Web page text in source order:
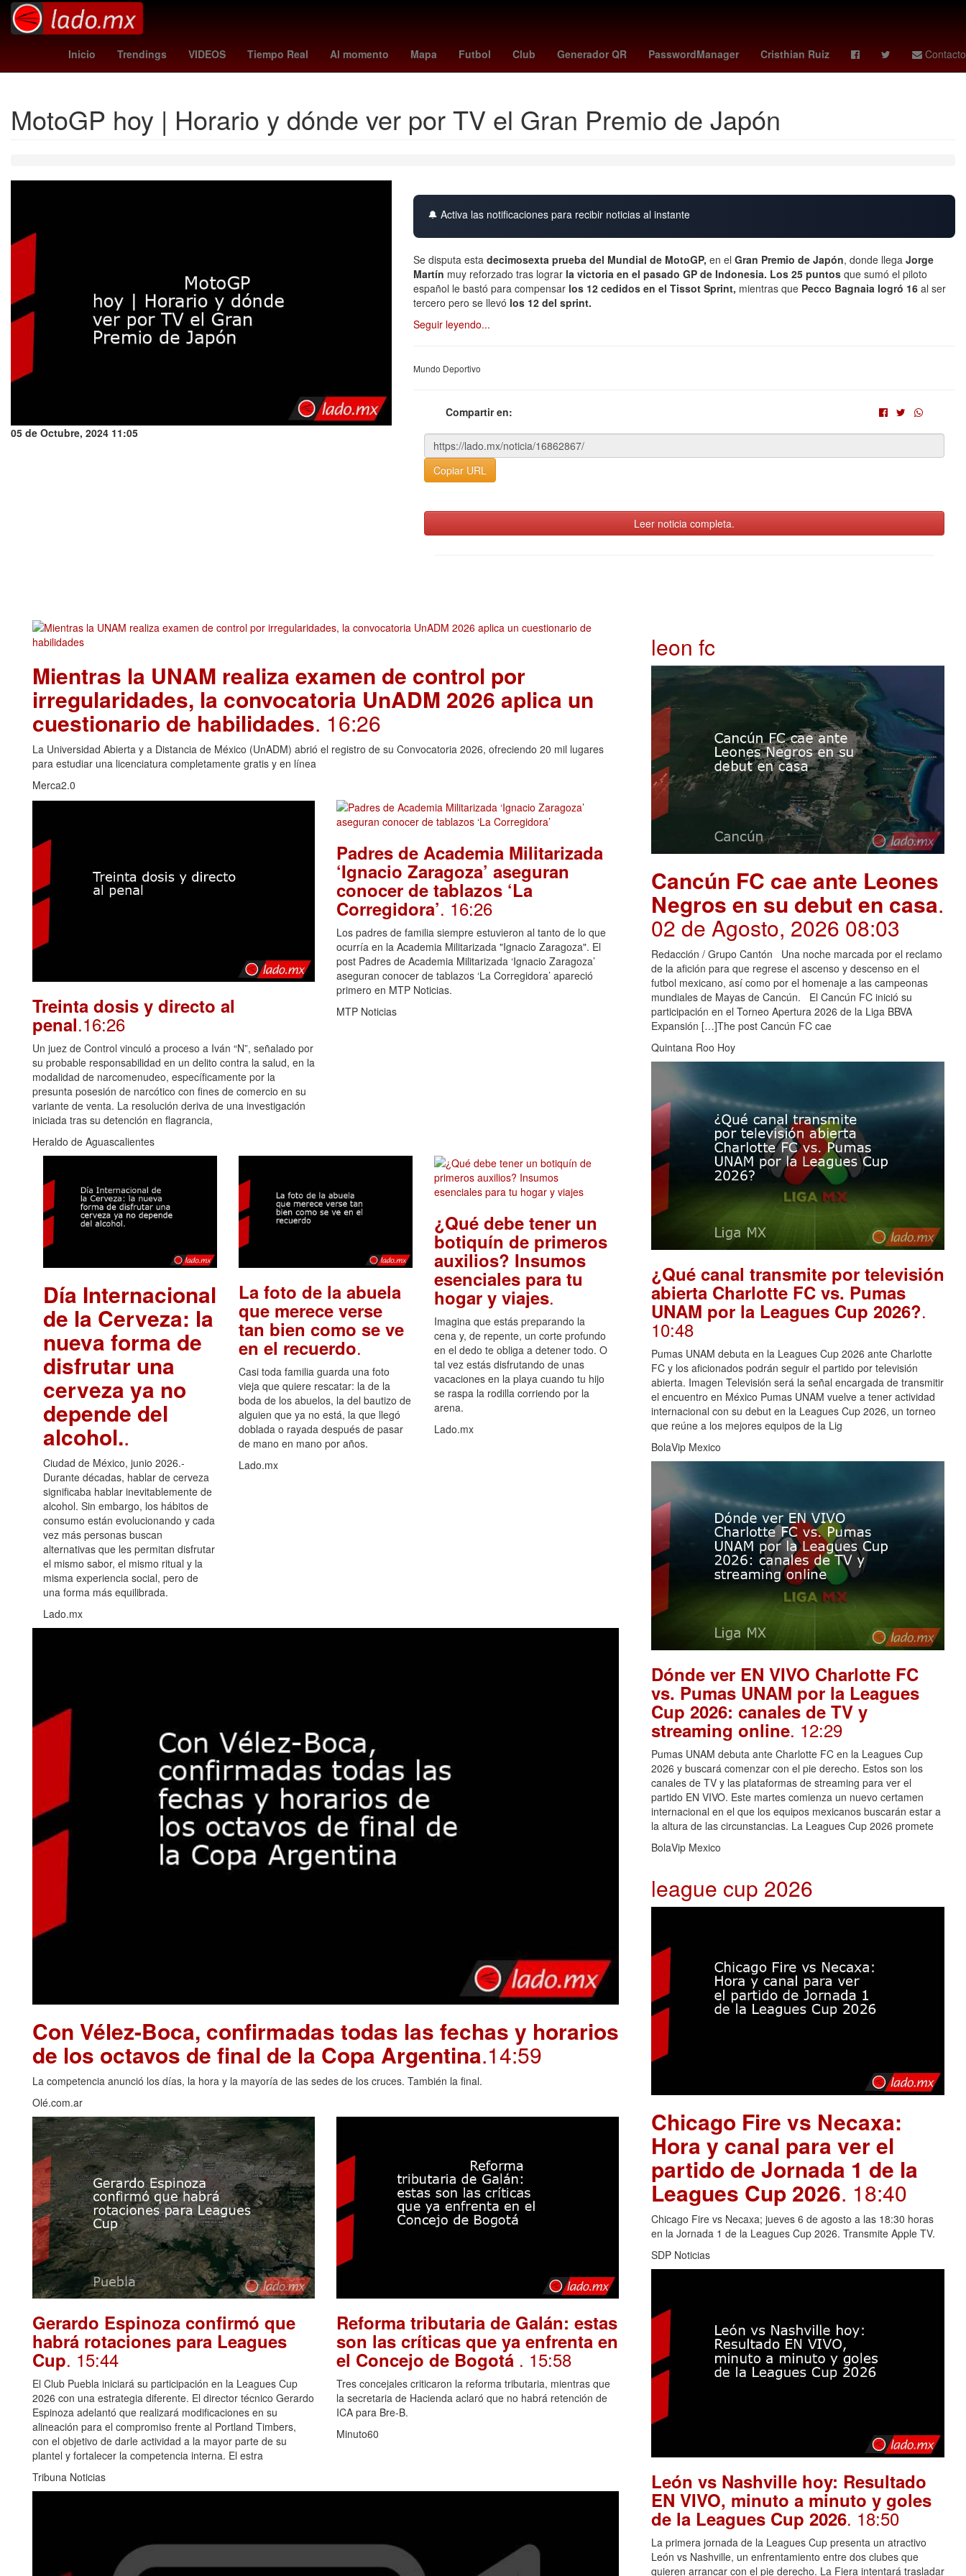
Inicio Trendings VIDEOS Tiempo Real Al momento Mapa Futbol Club Generador QR PasswordManager Cristhian Ruiz Contacto
summerslam wwe Desirée Monsiváis Puebla de Zaragoza Nueva York 27 de marzo Accidente San Lázaro pumas vs cruz azul Denuncia Cadáver
MotoGP hoy | Horario y dónde ver por TV el Gran Premio de Japón
05 de Octubre, 2024 11:05
🔔 Activa las notificaciones para recibir noticias al instante
Se disputa esta decimosexta prueba del Mundial de MotoGP, en el Gran Premio de Japón, donde llega Jorge
Martín muy reforzado tras lograr la victoria en el pasado GP de Indonesia. Los 25 puntos que sumó el piloto
español le bastó para compensar los 12 cedidos en el Tissot Sprint, mientras que Pecco Bagnaia logró 16 al ser
tercero pero se llevó los 12 del sprint.
Seguir leyendo...
Mundo Deportivo
Compartir en:
Copiar URL
Leer noticia completa.
Mientras la UNAM realiza examen de control por
irregularidades, la convocatoria UnADM 2026 aplica un
cuestionario de habilidades. 16:26
La Universidad Abierta y a Distancia de México (UnADM) abrió el registro de su Convocatoria 2026, ofreciendo 20 mil lugares
para estudiar una licenciatura completamente gratis y en línea
Merca2.0
Treinta dosis y directo al
penal.16:26
Un juez de Control vinculó a proceso a Iván “N”, señalado por
su probable responsabilidad en un delito contra la salud, en la
modalidad de narcomenudeo, específicamente por la
presunta posesión de narcótico con fines de comercio en su
variante de venta. La resolución deriva de una investigación
iniciada tras su detención en flagrancia,
Heraldo de Aguascalientes
Padres de Academia Militarizada
‘Ignacio Zaragoza’ aseguran
conocer de tablazos ‘La
Corregidora’. 16:26
Los padres de familia siempre estuvieron al tanto de lo que
ocurría en la Academia Militarizada "Ignacio Zaragoza". El
post Padres de Academia Militarizada ‘Ignacio Zaragoza’
aseguran conocer de tablazos ‘La Corregidora’ apareció
primero en MTP Noticias.
MTP Noticias
Día Internacional
de la Cerveza: la
nueva forma de
disfrutar una
cerveza ya no
depende del
alcohol..
Ciudad de México, junio 2026.-
Durante décadas, hablar de cerveza
significaba hablar inevitablemente de
alcohol. Sin embargo, los hábitos de
consumo están evolucionando y cada
vez más personas buscan
alternativas que les permitan disfrutar
el mismo sabor, el mismo ritual y la
misma experiencia social, pero de
una forma más equilibrada.
Lado.mx
La foto de la abuela
que merece verse
tan bien como se ve
en el recuerdo.
Casi toda familia guarda una foto
vieja que quiere rescatar: la de la
boda de los abuelos, la del bautizo de
alguien que ya no está, la que llegó
doblada o rayada después de pasar
de mano en mano por años.
Lado.mx
¿Qué debe tener un
botiquín de primeros
auxilios? Insumos
esenciales para tu
hogar y viajes.
Imagina que estás preparando la
cena y, de repente, un corte profundo
en el dedo te obliga a detener todo. O
tal vez estás disfrutando de unas
vacaciones en la playa cuando tu hijo
se raspa la rodilla corriendo por la
arena.
Lado.mx
Con Vélez-Boca, confirmadas todas las fechas y horarios
de los octavos de final de la Copa Argentina.14:59
La competencia anunció los días, la hora y la mayoría de las sedes de los cruces. También la final.
Olé.com.ar
Gerardo Espinoza confirmó que
habrá rotaciones para Leagues
Cup. 15:44
El Club Puebla iniciará su participación en la Leagues Cup
2026 con una estrategia diferente. El director técnico Gerardo
Espinoza adelantó que realizará modificaciones en su
alineación para el compromiso frente al Portland Timbers,
con el objetivo de darle actividad a la mayor parte de su
plantel y fortalecer la competencia interna. El estra
Tribuna Noticias
Reforma tributaria de Galán: estas
son las críticas que ya enfrenta en
el Concejo de Bogotá . 15:58
Tres concejales criticaron la reforma tributaria, mientras que
la secretaria de Hacienda aclaró que no habrá retención de
ICA para Bre-B.
Minuto60
leon fc
Cancún FC cae ante Leones
Negros en su debut en casa.
02 de Agosto, 2026 08:03
Redacción / Grupo Cantón Una noche marcada por el reclamo
de la afición para que regrese el ascenso y descenso en el
futbol mexicano, así como por el homenaje a las campeonas
mundiales de Mayas de Cancún. El Cancún FC inició su
participación en el Torneo Apertura 2026 de la Liga BBVA
Expansión […]The post Cancún FC cae
Quintana Roo Hoy
¿Qué canal transmite por televisión
abierta Charlotte FC vs. Pumas
UNAM por la Leagues Cup 2026?.
10:48
Pumas UNAM debuta en la Leagues Cup 2026 ante Charlotte
FC y los aficionados podrán seguir el partido por televisión
abierta. Imagen Televisión será la señal encargada de transmitir
el encuentro en México Pumas UNAM vuelve a tener actividad
internacional con su debut en la Leagues Cup 2026, un torneo
que reúne a los mejores equipos de la Lig
BolaVip Mexico
Dónde ver EN VIVO Charlotte FC
vs. Pumas UNAM por la Leagues
Cup 2026: canales de TV y
streaming online. 12:29
Pumas UNAM debuta ante Charlotte FC en la Leagues Cup
2026 y buscará comenzar con el pie derecho. Estos son los
canales de TV y las plataformas de streaming para ver el
partido EN VIVO. Este martes comienza un nuevo certamen
internacional en el que los equipos mexicanos buscarán estar a
la altura de las circunstancias. La Leagues Cup 2026 promete
BolaVip Mexico
league cup 2026
Chicago Fire vs Necaxa:
Hora y canal para ver el
partido de Jornada 1 de la
Leagues Cup 2026. 18:40
Chicago Fire vs Necaxa; jueves 6 de agosto a las 18:30 horas
en la Jornada 1 de la Leagues Cup 2026. Transmite Apple TV.
SDP Noticias
León vs Nashville hoy: Resultado
EN VIVO, minuto a minuto y goles
de la Leagues Cup 2026. 18:50
La primera jornada de la Leagues Cup presenta un atractivo
León vs Nashville, un enfrentamiento entre dos clubes que
quieren arrancar con el pie derecho. La Fiera intentará trasladar